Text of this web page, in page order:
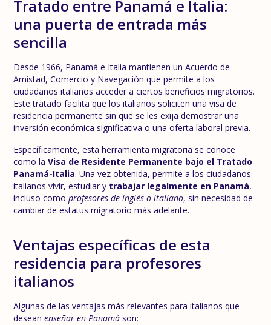
Tratado entre Panamá e Italia:
una puerta de entrada más
sencilla
Desde 1966, Panamá e Italia mantienen un Acuerdo de
Amistad, Comercio y Navegación que permite a los
ciudadanos italianos acceder a ciertos beneficios migratorios.
Este tratado facilita que los italianos soliciten una visa de
residencia permanente sin que se les exija demostrar una
inversión económica significativa o una oferta laboral previa.
Específicamente, esta herramienta migratoria se conoce
como laVisa de Residente Permanente bajo el Tratado
Panamá-Italia. Una vez obtenida, permite a los ciudadanos
italianos vivir, estudiar y trabajar legalmente en Panamá,
incluso comoprofesores de inglés o italiano, sin necesidad de
cambiar de estatus migratorio más adelante.
Ventajas específicas de esta
residencia para profesores
italianos
Algunas de las ventajas más relevantes para italianos que
deseanenseñar en Panamá son: